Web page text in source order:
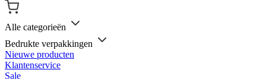
Alle categorieën
Bedrukte verpakkingen
Nieuwe producten
Klantenservice
Sale